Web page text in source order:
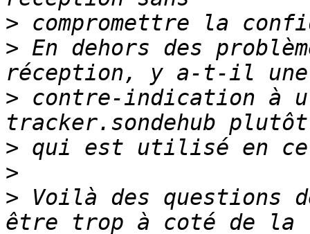
>
> En dehors des
> contre-indication
>
>
> Voilà des questions